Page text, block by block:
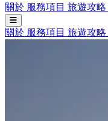
關於 服務項目 旅遊攻略
關於 服務項目 旅遊攻略